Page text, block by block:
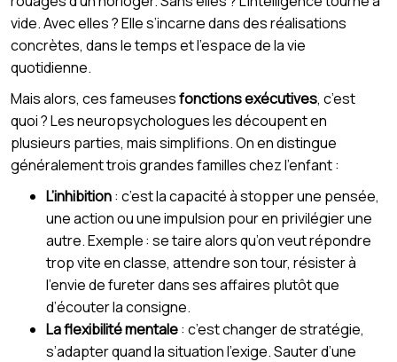
vide. Avec elles ? Elle s’incarne dans des réalisations
concrètes, dans le temps et l’espace de la vie
quotidienne.
Mais alors, ces fameusesfonctions exécutives, c’est
quoi ? Les neuropsychologues les découpent en
plusieurs parties, mais simplifions. On en distingue
généralement trois grandes familles chez l’enfant :
L’inhibition: c’est la capacité à stopper une pensée,
une action ou une impulsion pour en privilégier une
autre. Exemple : se taire alors qu’on veut répondre
trop vite en classe, attendre son tour, résister à
l’envie de fureter dans ses affaires plutôt que
d’écouter la consigne.
La flexibilité mentale: c’est changer de stratégie,
s’adapter quand la situation l’exige. Sauter d’une